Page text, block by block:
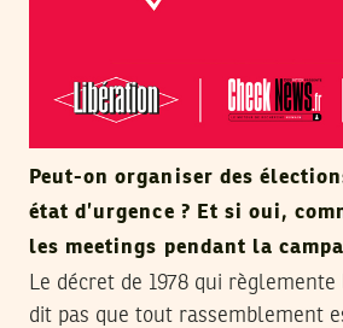
Peut-on organiser des
état d’urgence ? Et si oui,
les meetings pendant la
Le décret de 1978 qui règlemente
dit pas que tout rassemblement